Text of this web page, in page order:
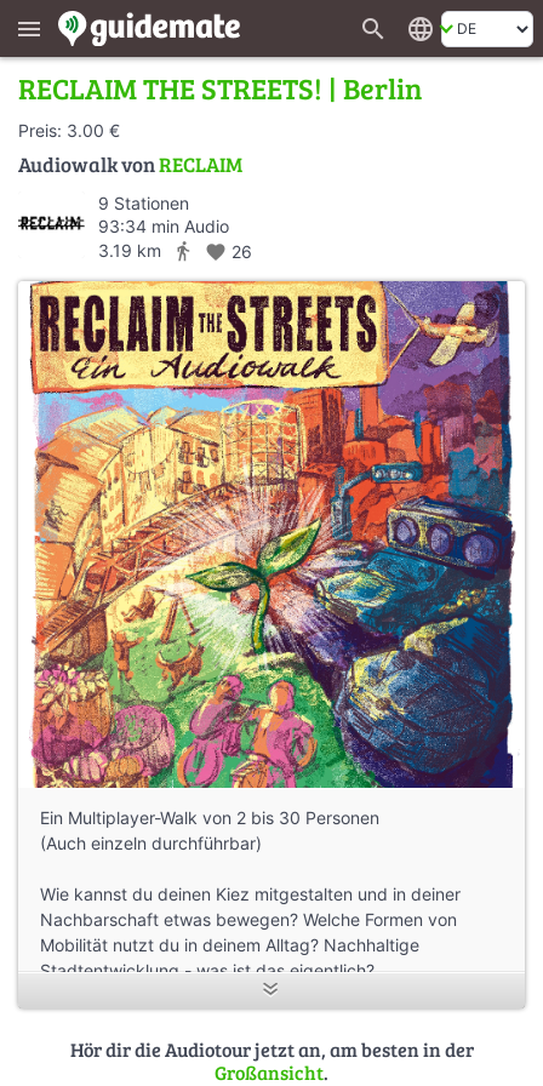
menu search language
RECLAIM THE STREETS! | Berlin
Preis: 3.00 €
Audiowalk vonRECLAIM
9 Stationen
93:34 min Audio
3.19 km
directions_walk favorite 26
Ein Multiplayer-Walk von 2 bis 30 Personen
(Auch einzeln durchführbar)
Wie kannst du deinen Kiez mitgestalten und in deiner
Nachbarschaft etwas bewegen? Welche Formen von
Mobilität nutzt du in deinem Alltag? Nachhaltige
Stadtentwicklung - was ist das eigentlich?
RECLAIM THE STREETS führt dich durch eine Welt, in der
die Hauptstadt mal anders kennen. Entdecke, welche
Geschichten sich hinter den einzelnen Plätzen, Parks und
Hör dir die Audiotour jetzt an, am besten in der
Großansicht.